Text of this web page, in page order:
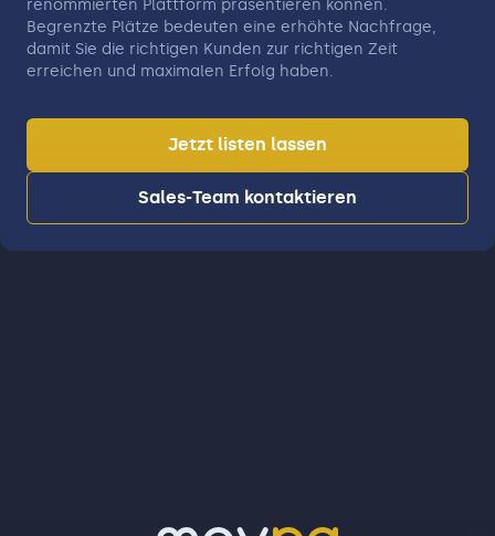
renommierten Plattform präsentieren können.
Begrenzte Plätze bedeuten eine erhöhte Nachfrage,
damit Sie die richtigen Kunden zur richtigen Zeit
erreichen und maximalen Erfolg haben.
Jetzt listen lassen
Sales-Team kontaktieren